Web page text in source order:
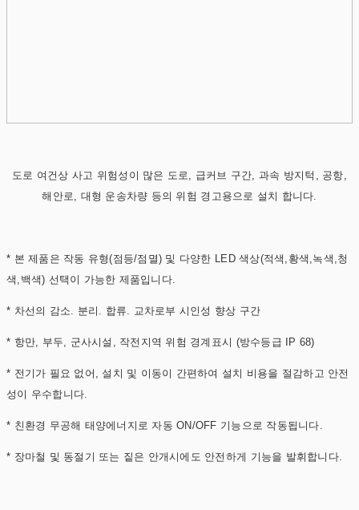
도로 여건상 사고 위험성이 많은 도로, 급커브 구간, 과속 방지턱, 공항,
해안로, 대형 운송차량 등의 위험 경고용으로 설치 합니다.
* 본 제품은 작동 유형(점등/점멸) 및 다양한 LED 색상(적색,황색,녹색,청
색,백색) 선택이 가능한 제품입니다.
* 차선의 감소. 분리. 합류. 교차로부 시인성 향상 구간
* 항만, 부두, 군사시설, 작전지역 위험 경계표시 (방수등급 IP 68)
* 전기가 필요 없어, 설치 및 이동이 간편하여 설치 비용을 절감하고 안전
성이 우수합니다.
* 친환경 무공해 태양에너지로 자동 ON/OFF 기능으로 작동됩니다.
* 장마철 및 동절기 또는 짙은 안개시에도 안전하게 기능을 발휘합니다.